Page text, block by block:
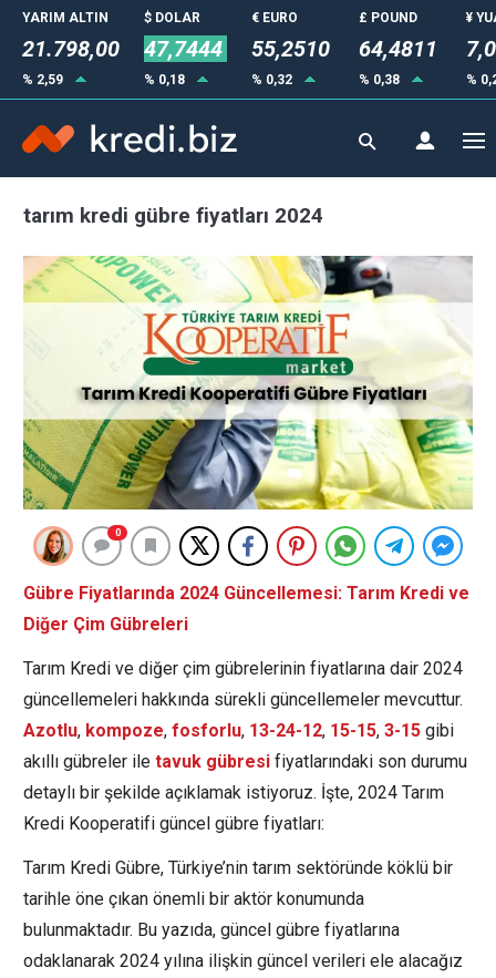
YARIM ALTIN
21.798,00
% 2,59
$ DOLAR
47,7444
% 0,18
€ EURO
55,2510
% 0,32
£ POUND
64,4811
% 0,38
¥
%
tarım kredi gübre fiyatları 2024
0
Gübre Fiyatlarında 2024 Güncellemesi: Tarım Kredi ve
Diğer Çim Gübreleri
Tarım Kredi ve diğer çim gübrelerinin fiyatlarına dair 2024
güncellemeleri hakkında sürekli güncellemeler mevcuttur.
Azotlu, kompoze, fosforlu, 13-24-12, 15-15, 3-15 gibi
akıllı gübreler ile tavuk gübresi fiyatlarındaki son durumu
detaylı bir şekilde açıklamak istiyoruz. İşte, 2024 Tarım
Kredi Kooperatifi güncel gübre fiyatları:
Tarım Kredi Gübre, Türkiye’nin tarım sektöründe köklü bir
tarihle öne çıkan önemli bir aktör konumunda
bulunmaktadır. Bu yazıda, güncel gübre fiyatlarına
odaklanarak 2024 yılına ilişkin güncel verileri ele alacağız